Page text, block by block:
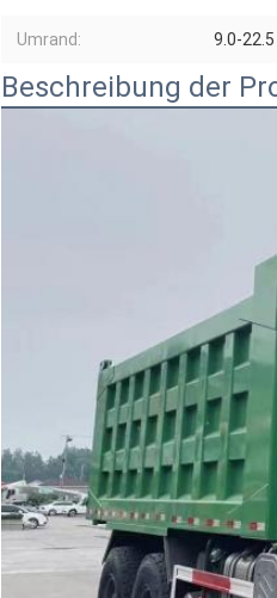
Umrand: 9.0-22.5
Beschreibung der